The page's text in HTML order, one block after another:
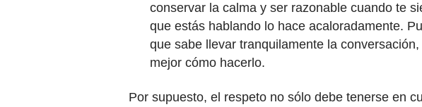
conservar la calma y ser razonable cuando te
que estás hablando lo hace acaloradamente.
que sabe llevar tranquilamente la
mejor cómo hacerlo.
Por supuesto, el respeto no sólo debe tenerse en